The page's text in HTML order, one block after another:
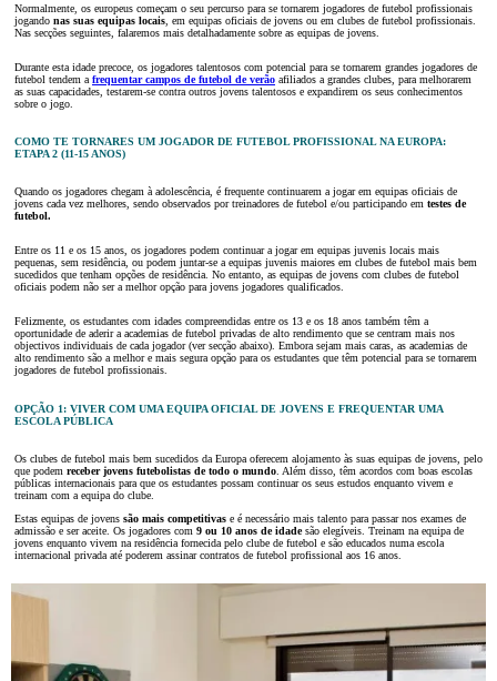
Normalmente, os europeus começam o seu percurso para se tornarem jogadores de futebol profissionais
jogando nas suas equipas locais , em equipas oficiais de jovens ou em clubes de futebol profissionais.
Nas secções seguintes, falaremos mais detalhadamente sobre as equipas de jovens.
Durante esta idade precoce, os jogadores talentosos com potencial para se tornarem grandes jogadores de
futebol tendem a frequentar campos de futebol de verão afiliados a grandes clubes, para melhorarem
as suas capacidades, testarem-se contra outros jovens talentosos e expandirem os seus conhecimentos
sobre o jogo.
COMO TE TORNARES UM JOGADOR DE FUTEBOL PROFISSIONAL NA EUROPA:
ETAPA 2 (11-15 ANOS)
Quando os jogadores chegam à adolescência, é frequente continuarem a jogar em equipas oficiais de
jovens cada vez melhores, sendo observados por treinadores de futebol e/ou participando em testes de
futebol.
Entre os 11 e os 15 anos, os jogadores podem continuar a jogar em equipas juvenis locais mais
pequenas, sem residência, ou podem juntar-se a equipas juvenis maiores em clubes de futebol mais bem
sucedidos que tenham opções de residência. No entanto, as equipas de jovens com clubes de futebol
oficiais podem não ser a melhor opção para jovens jogadores qualificados.
Felizmente, os estudantes com idades compreendidas entre os 13 e os 18 anos também têm a
oportunidade de aderir a academias de futebol privadas de alto rendimento que se centram mais nos
objectivos individuais de cada jogador (ver secção abaixo). Embora sejam mais caras, as academias de
alto rendimento são a melhor e mais segura opção para os estudantes que têm potencial para se tornarem
jogadores de futebol profissionais.
OPÇÃO 1: VIVER COM UMA EQUIPA OFICIAL DE JOVENS E FREQUENTAR UMA
ESCOLA PÚBLICA
Os clubes de futebol mais bem sucedidos da Europa oferecem alojamento às suas equipas de jovens, pelo
que podem receber jovens futebolistas de todo o mundo . Além disso, têm acordos com boas escolas
públicas internacionais para que os estudantes possam continuar os seus estudos enquanto vivem e
treinam com a equipa do clube.
Estas equipas de jovens são mais competitivas e é necessário mais talento para passar nos exames de
admissão e ser aceite. Os jogadores com 9 ou 10 anos de idadesão elegíveis. Treinam na equipa de
jovens enquanto vivem na residência fornecida pelo clube de futebol e são educados numa escola
internacional privada até poderem assinar contratos de futebol profissional aos 16 anos.